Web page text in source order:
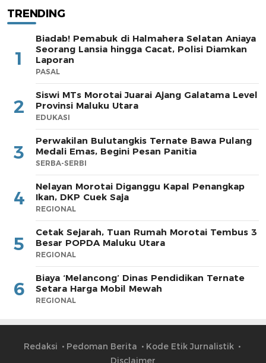
TRENDING
1
Biadab! Pemabuk di Halmahera Selatan Aniaya
Seorang Lansia hingga Cacat, Polisi Diamkan
Laporan
PASAL
2
Siswi MTs Morotai Juarai Ajang Galatama Level
Provinsi Maluku Utara
EDUKASI
3
Perwakilan Bulutangkis Ternate Bawa Pulang
Medali Emas, Begini Pesan Panitia
SERBA-SERBI
4
Nelayan Morotai Diganggu Kapal Penangkap
Ikan, DKP Cuek Saja
REGIONAL
5
Cetak Sejarah, Tuan Rumah Morotai Tembus 3
Besar POPDA Maluku Utara
REGIONAL
6
Biaya ‘Melancong’ Dinas Pendidikan Ternate
Setara Harga Mobil Mewah
REGIONAL
Redaksi Pedoman Berita
Kode Etik Jurnalistik
Disclaimer